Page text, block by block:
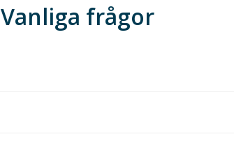
Vanliga frågor